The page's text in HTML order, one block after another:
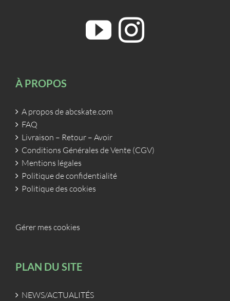
À PROPOS
A propos de abcskate.com
FAQ
Livraison – Retour – Avoir
Conditions Générales de Vente (CGV)
Mentions légales
Politique de confidentialité
Politique des cookies
Gérer mes cookies
PLAN DU SITE
NEWS/ACTUALITÉS